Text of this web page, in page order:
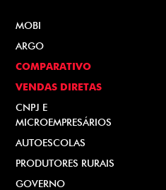
MOBI
ARGO
COMPARATIVO
VENDAS DIRETAS
CNPJ E
MICROEMPRESÁRIOS
AUTOESCOLAS
PRODUTORES RURAIS
GOVERNO